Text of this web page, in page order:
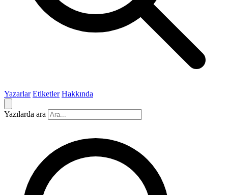
Yazarlar Etiketler Hakkında
Yazılarda ara